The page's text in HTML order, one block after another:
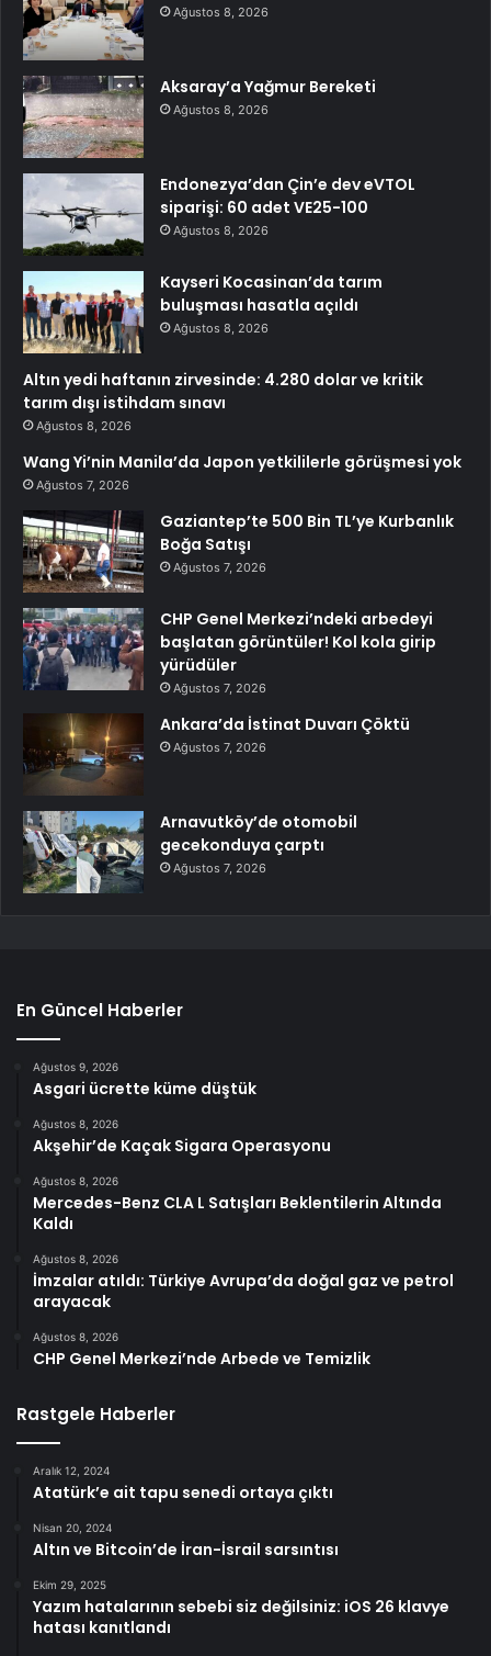
Ağustos 8, 2026
Aksaray’a Yağmur Bereketi
Ağustos 8, 2026
Endonezya’dan Çin’e dev eVTOL
siparişi: 60 adet VE25-100
Ağustos 8, 2026
Kayseri Kocasinan’da tarım
buluşması hasatla açıldı
Ağustos 8, 2026
Altın yedi haftanın zirvesinde: 4.280 dolar ve kritik
tarım dışı istihdam sınavı
Ağustos 8, 2026
Wang Yi’nin Manila’da Japon yetkililerle görüşmesi yok
Ağustos 7, 2026
Gaziantep’te 500 Bin TL’ye Kurbanlık
Boğa Satışı
Ağustos 7, 2026
CHP Genel Merkezi’ndeki arbedeyi
başlatan görüntüler! Kol kola girip
yürüdüler
Ağustos 7, 2026
Ankara’da İstinat Duvarı Çöktü
Ağustos 7, 2026
Arnavutköy’de otomobil
gecekonduya çarptı
Ağustos 7, 2026
En Güncel Haberler
Ağustos 9, 2026
Asgari ücrette küme düştük
Ağustos 8, 2026
Akşehir’de Kaçak Sigara Operasyonu
Ağustos 8, 2026
Mercedes-Benz CLA L Satışları Beklentilerin Altında
Kaldı
Ağustos 8, 2026
İmzalar atıldı: Türkiye Avrupa’da doğal gaz ve petrol
arayacak
Ağustos 8, 2026
CHP Genel Merkezi’nde Arbede ve Temizlik
Rastgele Haberler
Aralık 12, 2024
Atatürk’e ait tapu senedi ortaya çıktı
Nisan 20, 2024
Altın ve Bitcoin’de İran-İsrail sarsıntısı
Ekim 29, 2025
Yazım hatalarının sebebi siz değilsiniz: iOS 26 klavye
hatası kanıtlandı